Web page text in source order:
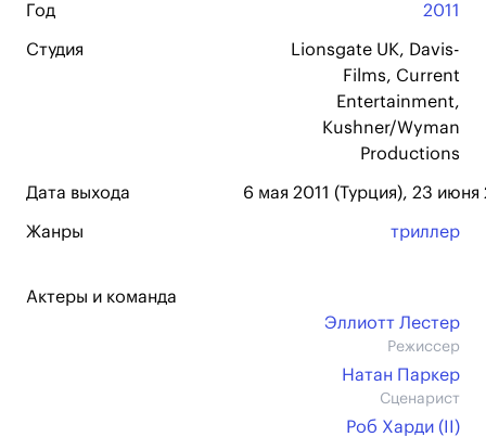
Год 2011
Студия
Lionsgate UK, Davis-
Films, Current
Entertainment,
Kushner/Wyman
Productions
Дата выхода 6 мая 2011 (Турция), 23 июня
Жанры триллер
Актеры и команда
Эллиотт Лестер
Режиссер
Натан Паркер
Сценарист
Роб Харди (II)